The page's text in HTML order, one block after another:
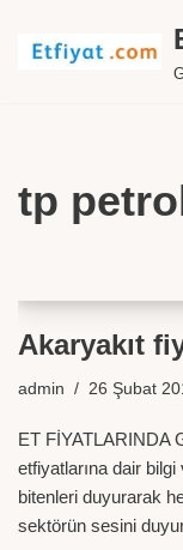
İçeriğe
tp
Akaryakıt
admin 26 Şubat
ET FİYATLARINDA
etfiyatlarına dair
bitenleri duyurarak
sektörün sesini